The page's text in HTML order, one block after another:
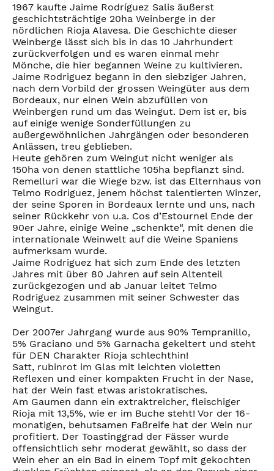
1967 kaufte Jaime Rodríguez Salis äußerst
geschichtsträchtige 20ha Weinberge in der
nördlichen Rioja Alavesa. Die Geschichte dieser
Weinberge lässt sich bis in das 10 Jahrhundert
zurückverfolgen und es waren einmal mehr
Mönche, die hier begannen Weine zu kultivieren.
Jaime Rodriguez begann in den siebziger Jahren,
nach dem Vorbild der grossen Weingüter aus dem
Bordeaux, nur einen Wein abzufüllen von
Weinbergen rund um das Weingut. Dem ist er, bis
auf einige wenige Sonderfüllungen zu
außergewöhnlichen Jahrgängen oder besonderen
Anlässen, treu geblieben.
Heute gehören zum Weingut nicht weniger als
150ha von denen stattliche 105ha bepflanzt sind.
Remelluri war die Wiege bzw. ist das Elternhaus von
Telmo Rodriguez, jenem höchst talentierten Winzer,
der seine Sporen in Bordeaux lernte und uns, nach
seiner Rückkehr von u.a. Cos d’Estournel Ende der
90er Jahre, einige Weine „schenkte“, mit denen die
internationale Weinwelt auf die Weine Spaniens
aufmerksam wurde.
Jaime Rodriguez hat sich zum Ende des letzten
Jahres mit über 80 Jahren auf sein Altenteil
zurückgezogen und ab Januar leitet Telmo
Rodriguez zusammen mit seiner Schwester das
Weingut.
Der 2007er Jahrgang wurde aus 90% Tempranillo,
5% Graciano und 5% Garnacha gekeltert und steht
für DEN Charakter Rioja schlechthin!
Satt, rubinrot im Glas mit leichten violetten
Reflexen und einer kompakten Frucht in der Nase,
hat der Wein fast etwas aristokratisches.
Am Gaumen dann ein extraktreicher, fleischiger
Rioja mit 13,5%, wie er im Buche steht! Vor der 16-
monatigen, behutsamen Faßreife hat der Wein nur
profitiert. Der Toastinggrad der Fässer wurde
offensichtlich sehr moderat gewählt, so dass der
Wein eher an ein Bad in einem Topf mit gekochten